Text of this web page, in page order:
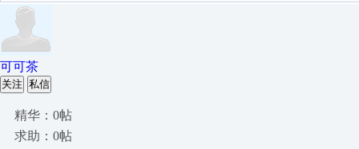
可可茶
关注 私信
精华：0帖
求助：0帖